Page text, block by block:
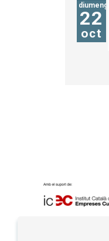
diumenge
22
oct